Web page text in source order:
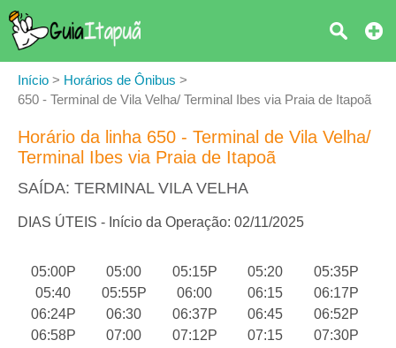
Início > Horários de Ônibus >
650 - Terminal de Vila Velha/ Terminal Ibes via Praia de Itapoã
Horário da linha 650 - Terminal de Vila Velha/
Terminal Ibes via Praia de Itapoã
SAÍDA: TERMINAL VILA VELHA
DIAS ÚTEIS - Início da Operação: 02/11/2025
05:00P 05:00 05:15P 05:20
05:35P
05:40
05:55P 06:00 06:15
06:17P
06:24P
06:30 06:37P 06:45
06:52P
06:58P
07:00 07:12P 07:15
07:30P